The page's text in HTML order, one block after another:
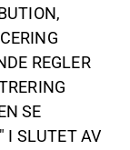
REGLER
SE
I SLUTET AV